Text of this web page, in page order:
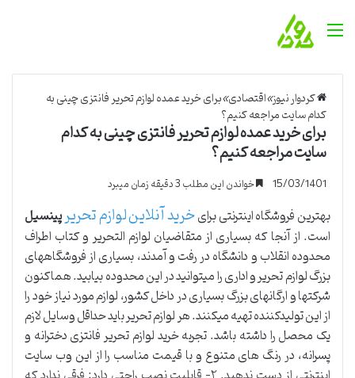
منو
کردوار نیوز»اقتصادی»برای خرید عمده لوازم تحریر فانتزی چینی به
کدام سایت مراجعه کنیم؟
برای خرید عمده لوازم تحریر فانتزی چینی به کدام
سایت مراجعه کنیم؟
15/03/1401 خواندن این مطلب 3 دقیقه زمان میبرد
بهترین فروشگاه اینترنتی برایخرید آنلاین لوازم تحریرپینسیل
است. از آنجا که بسیاری از متقاضیان لوازم التحریر و کتاب اطراف
محدوده انقلاب و دانشگاه در رفت و آمدند، بسیاری از فروشگاههای
بزرگ لوازم تحریر و اداری را میتوانید در این محدوده بیابید. هماکنون
شرکتها و ارگانهای بزرگ بسیاری در داخل کشور، لوازم مورد نیاز خود را
از این تولیدکننده تهیه میکنند. هر لوازم تحریر باید حداقل وسایل لازم
یک محصل را داشته باشد. تجربه خرید لوازم تحریر فانتزی دخترانه و
پسرانه، در رنگ های متنوع و با قیمت مناسب را از این وب سایت